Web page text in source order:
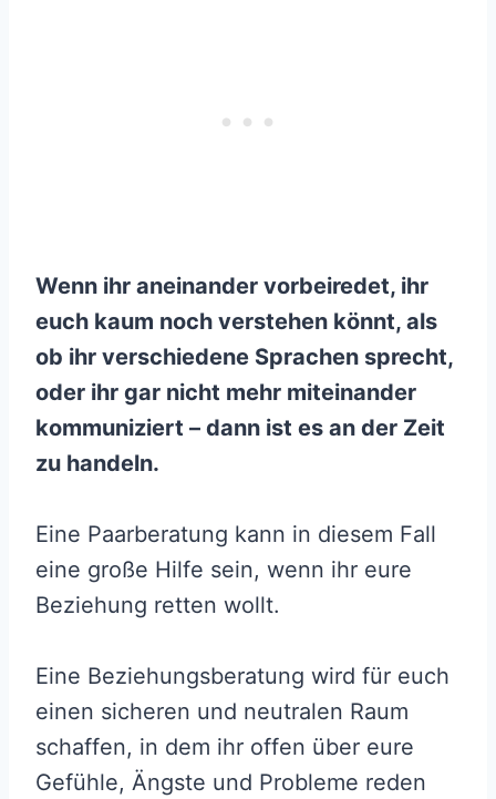
Wenn ihr aneinander vorbeiredet, ihr
euch kaum noch verstehen könnt, als
ob ihr verschiedene Sprachen sprecht,
oder ihr gar nicht mehr miteinander
kommuniziert – dann ist es an der Zeit
zu handeln.
Eine Paarberatung kann in diesem Fall
eine große Hilfe sein, wenn ihr eure
Beziehung retten wollt.
Eine Beziehungsberatung wird für euch
einen sicheren und neutralen Raum
schaffen, in dem ihr offen über eure
Gefühle, Ängste und Probleme reden